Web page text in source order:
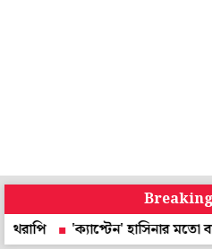
'ক্যাপ্টেন' হাসিনার মতো বাংলাদেশ